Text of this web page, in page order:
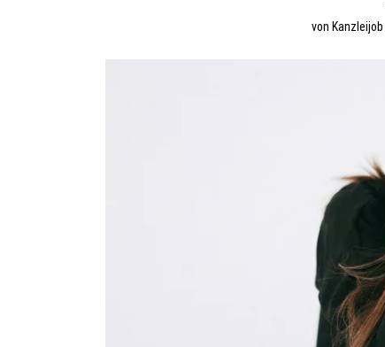
von Kanzleijob